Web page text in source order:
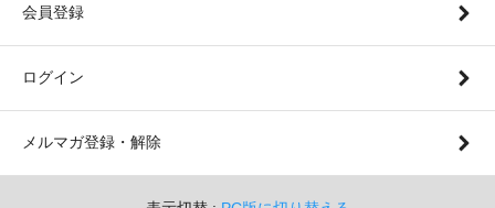
会員登録
ログイン
メルマガ登録・解除